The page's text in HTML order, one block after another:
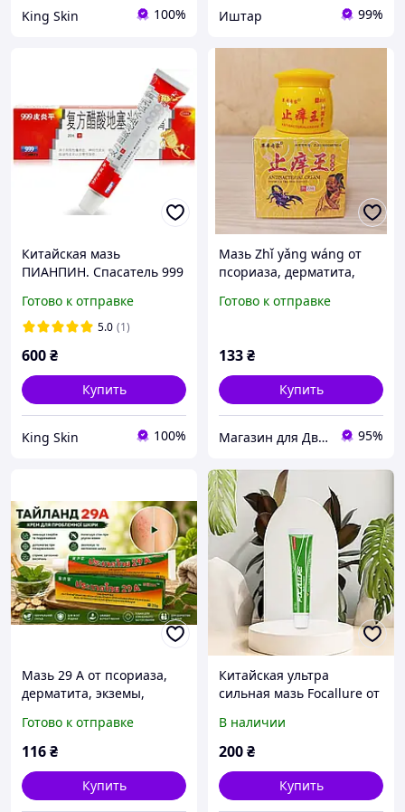
King Skin 100% Иштар 99%
Китайская мазь
ПИАНПИН. Спасатель 999
экзем и др заболеваний
кожи 20гр.
Готово к отправке
5.0 (1)
600₴
Купить
King Skin 100%
Мазь Zhǐ yǎng wáng от
псориаза, дерматита,
др.), 20 г
Готово к отправке
133₴
Купить
Магазин для Двоих 95%
Мазь 29 А от псориаза,
дерматита, экземы,
сыпи. Тайланд
Готово к отправке
116₴
Купить
Китайская ультра
сильная мазь Focallure от
дерматита, лишая,
прыщей, акне, 15 грамм
В наличии
200₴
Купить